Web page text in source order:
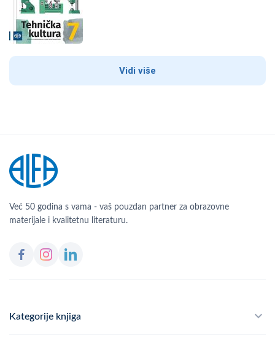
Vidi više
Već 50 godina s vama - vaš pouzdan partner za obrazovne
materijale i kvalitetnu literaturu.
Kategorije knjiga